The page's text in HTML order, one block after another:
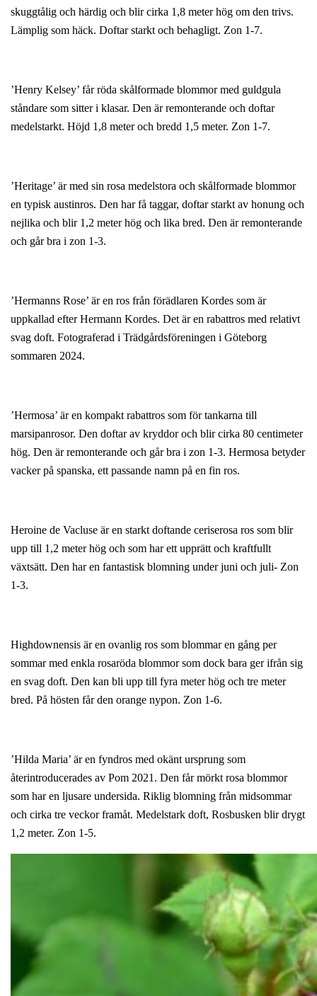
skuggtålig och härdig och blir cirka 1,8 meter hög om den trivs.
Lämplig som häck. Doftar starkt och behagligt. Zon 1-7.
’Henry Kelsey’ får röda skålformade blommor med guldgula
ståndare som sitter i klasar. Den är remonterande och doftar
medelstarkt. Höjd 1,8 meter och bredd 1,5 meter. Zon 1-7.
’Heritage’ är med sin rosa medelstora och skålformade blommor
en typisk austinros. Den har få taggar, doftar starkt av honung och
nejlika och blir 1,2 meter hög och lika bred. Den är remonterande
och går bra i zon 1-3.
’Hermanns Rose’ är en ros från förädlaren Kordes som är
uppkallad efter Hermann Kordes. Det är en rabattros med relativt
svag doft. Fotograferad i Trädgårdsföreningen i Göteborg
sommaren 2024.
’Hermosa’ är en kompakt rabattros som för tankarna till
marsipanrosor. Den doftar av kryddor och blir cirka 80 centimeter
hög. Den är remonterande och går bra i zon 1-3. Hermosa betyder
vacker på spanska, ett passande namn på en fin ros.
Heroine de Vacluse är en starkt doftande ceriserosa ros som blir
upp till 1,2 meter hög och som har ett upprätt och kraftfullt
växtsätt. Den har en fantastisk blomning under juni och juli- Zon
1-3.
Highdownensis är en ovanlig ros som blommar en gång per
sommar med enkla rosaröda blommor som dock bara ger ifrån sig
en svag doft. Den kan bli upp till fyra meter hög och tre meter
bred. På hösten får den orange nypon. Zon 1-6.
’Hilda Maria’ är en fyndros med okänt ursprung som
återintroducerades av Pom 2021. Den får mörkt rosa blommor
som har en ljusare undersida. Riklig blomning från midsommar
och cirka tre veckor framåt. Medelstark doft, Rosbusken blir drygt
1,2 meter. Zon 1-5.